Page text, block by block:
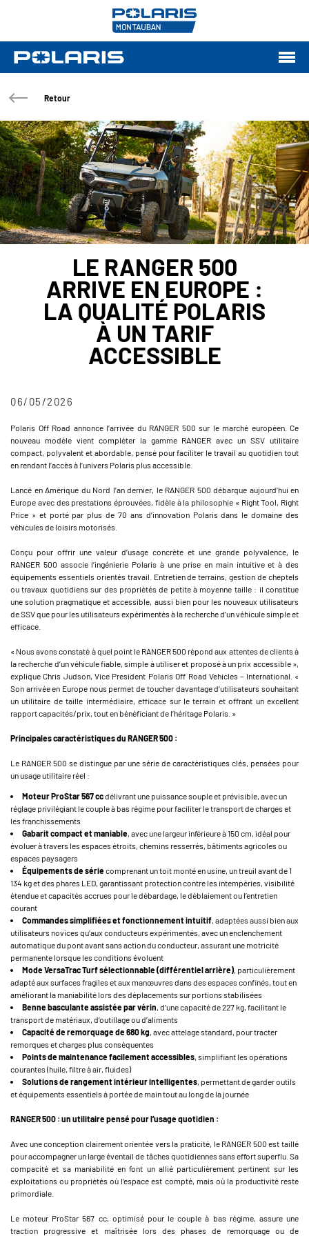
Retour
LE RANGER 500
ARRIVE EN EUROPE :
LA QUALITÉ POLARIS
À UN TARIF
ACCESSIBLE
06/05/2026
Polaris Off Road annonce l’arrivée du RANGER 500 sur le marché européen. Ce
nouveau modèle vient compléter la gamme RANGER avec un SSV utilitaire
compact, polyvalent et abordable, pensé pour faciliter le travail au quotidien tout
en rendant l’accès à l’univers Polaris plus accessible.
Lancé en Amérique du Nord l’an dernier, le RANGER 500 débarque aujourd’hui en
Europe avec des prestations éprouvées, fidèle à la philosophie « Right Tool, Right
Price » et porté par plus de 70 ans d’innovation Polaris dans le domaine des
véhicules de loisirs motorisés.
Conçu pour offrir une valeur d’usage concrète et une grande polyvalence, le
RANGER 500 associe l’ingénierie Polaris à une prise en main intuitive et à des
équipements essentiels orientés travail. Entretien de terrains, gestion de cheptels
ou travaux quotidiens sur des propriétés de petite à moyenne taille : il constitue
une solution pragmatique et accessible, aussi bien pour les nouveaux utilisateurs
de SSV que pour les utilisateurs expérimentés à la recherche d’un véhicule simple et
efficace.
« Nous avons constaté à quel point le RANGER 500 répond aux attentes de clients à
la recherche d’un véhicule fiable, simple à utiliser et proposé à un prix accessible »,
explique Chris Judson, Vice President Polaris Off Road Vehicles – International. «
Son arrivée en Europe nous permet de toucher davantage d’utilisateurs souhaitant
un utilitaire de taille intermédiaire, efficace sur le terrain et offrant un excellent
rapport capacités/prix, tout en bénéficiant de l’héritage Polaris. »
Principales caractéristiques du RANGER 500 :
Le RANGER 500 se distingue par une série de caractéristiques clés, pensées pour
un usage utilitaire réel :
Moteur ProStar 567 ccdélivrant une puissance souple et prévisible, avec un
réglage privilégiant le couple à bas régime pour faciliter le transport de charges et
les franchissements
Gabarit compact et maniable, avec une largeur inférieure à 150 cm, idéal pour
évoluer à travers les espaces étroits, chemins resserrés, bâtiments agricoles ou
espaces paysagers
Équipements de sériecomprenant un toit monté en usine, un treuil avant de 1
134 kg et des phares LED, garantissant protection contre les intempéries, visibilité
étendue et capacités accrues pour le débardage, le déblaiement ou l’entretien
courant
Commandes simplifiées et fonctionnement intuitif, adaptées aussi bien aux
utilisateurs novices qu’aux conducteurs expérimentés, avec un enclenchement
automatique du pont avant sans action du conducteur, assurant une motricité
permanente lorsque les conditions évoluent
Mode VersaTrac Turf sélectionnable (différentiel arrière), particulièrement
adapté aux surfaces fragiles et aux manœuvres dans des espaces confinés, tout en
améliorant la maniabilité lors des déplacements sur portions stabilisées
Benne basculante assistée par vérin, d’une capacité de 227 kg, facilitant le
transport de matériaux, d’outillage ou d’aliments
Capacité de remorquage de 680 kg, avec attelage standard, pour tracter
remorques et charges plus conséquentes
Points de maintenance facilement accessibles, simplifiant les opérations
courantes (huile, filtre à air, fluides)
Solutions de rangement intérieur intelligentes, permettant de garder outils
et équipements essentiels à portée de main tout au long de la journée
RANGER 500 : un utilitaire pensé pour l’usage quotidien :
Avec une conception clairement orientée vers la praticité, le RANGER 500 est taillé
pour accompagner un large éventail de tâches quotidiennes sans effort superflu. Sa
compacité et sa maniabilité en font un allié particulièrement pertinent sur les
exploitations ou propriétés où l’espace est compté, mais où la productivité reste
primordiale.
Le moteur ProStar 567 cc, optimisé pour le couple à bas régime, assure une
traction progressive et maîtrisée lors des phases de remorquage ou de